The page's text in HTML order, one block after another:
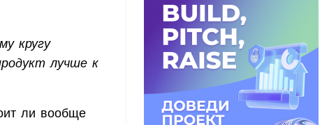
кругу
лучше к
ли вообще